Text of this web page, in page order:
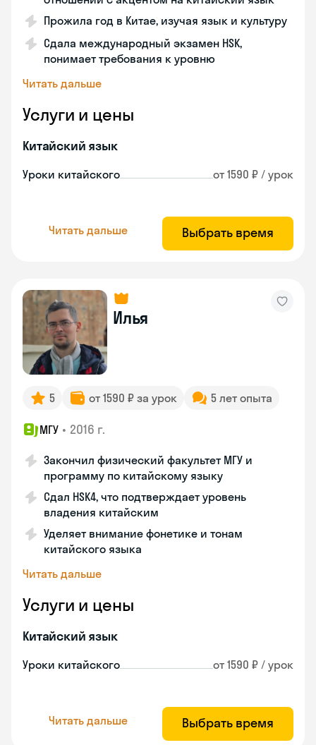
Прожила год в Китае, изучая язык и культуру
Сдала международный экзамен HSK,
понимает требования к уровню
Читать дальше
Услуги и цены
Китайский язык
Уроки китайского от 1590 ₽ / урок
Читать дальше Выбрать время
Илья
5 от 1590 ₽ за урок 5 лет опыта
МГУ • 2016 г.
Закончил физический факультет МГУ и
программу по китайскому языку
Сдал HSK4, что подтверждает уровень
владения китайским
Уделяет внимание фонетике и тонам
китайского языка
Читать дальше
Услуги и цены
Китайский язык
Уроки китайского от 1590 ₽ / урок
Читать дальше Выбрать время